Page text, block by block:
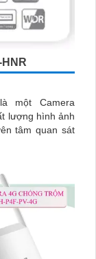
một Camera
tâm quan sát